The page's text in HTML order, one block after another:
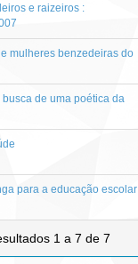
e raizeiros :
mulheres benzedeiras do
de uma poética da
para a educação escolar
1 a 7 de 7